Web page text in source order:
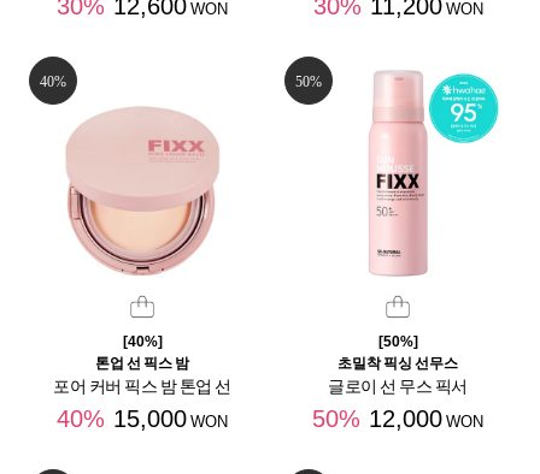
30% 12,600 WON 30% 11,200 WON
40%
[40%]
톤업 선 픽스 밤
포어 커버 픽스 밤 톤업 선
40% 15,000 WON
50%
[50%]
초밀착 픽싱 선무스
글로이 선 무스 픽서
50% 12,000 WON